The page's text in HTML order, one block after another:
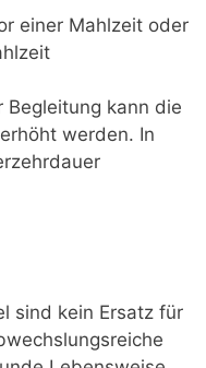
einer Mahlzeit oder
Begleitung kann die
werden. In
sind kein Ersatz für